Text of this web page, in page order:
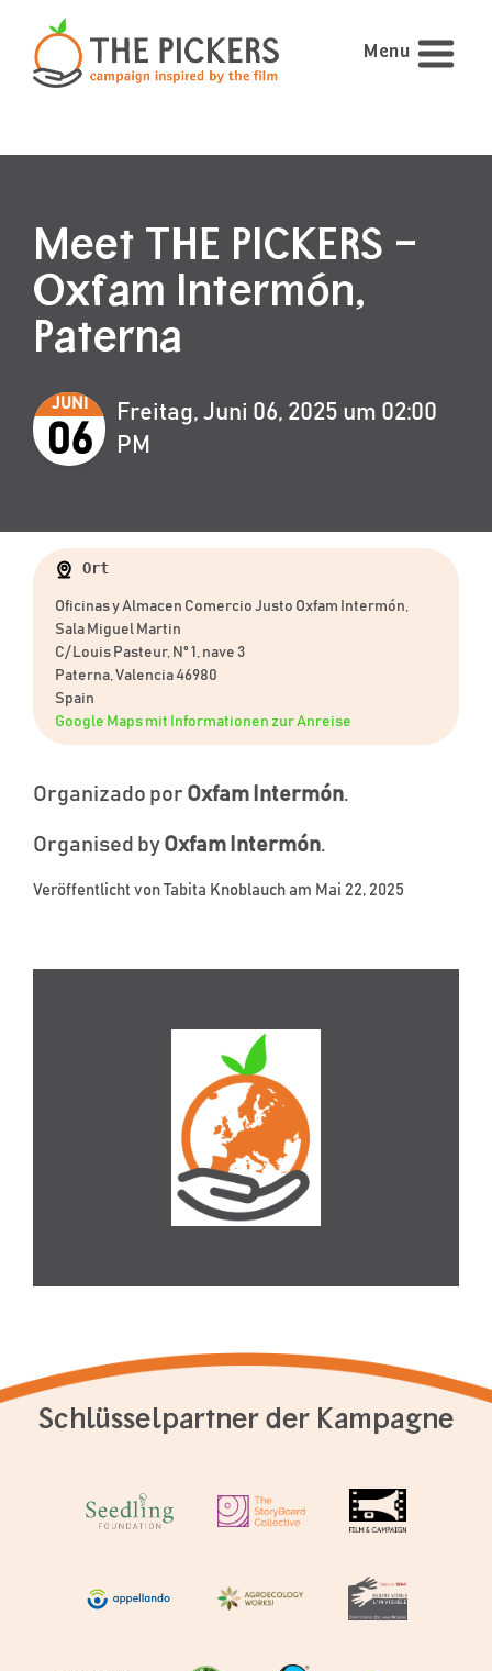
Menu
Meet THE PICKERS –
Oxfam Intermón,
Paterna
JUNI
06
Freitag, Juni 06, 2025 um 02:00
PM
Ort
Oficinas y Almacen Comercio Justo Oxfam Intermón,
Sala Miguel Martin
C/ Louis Pasteur, Nº 1, nave 3
Paterna, Valencia 46980
Spain
Google Maps mit Informationen zur Anreise
Organizado por Oxfam Intermón.
Organised by Oxfam Intermón.
Veröffentlicht vonTabita Knoblauch am Mai 22, 2025
Schlüsselpartner der Kampagne